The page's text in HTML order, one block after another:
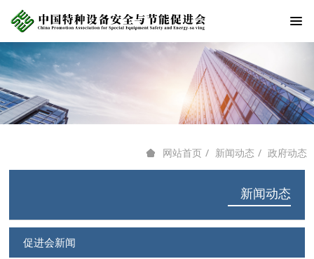
新闻动态
促进会新闻
网站首页 新闻动态 政府动态